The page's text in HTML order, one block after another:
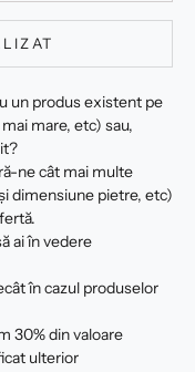
un produs existent pe
mare, etc) sau,
ne cât mai multe
dimensiune pietre, etc)
ai în vedere
în cazul produselor
30% din valoare
ulterior